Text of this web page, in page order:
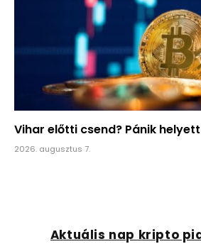
Vihar előtti csend? Pánik
2026. augusztus 7.
Aktuális nap kripto